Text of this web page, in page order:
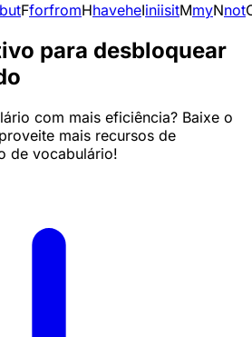
butFforfromHhaveheIiniisitMmyNnot
para desbloquear
com mais eficiência? Baixe o
mais recursos de
de vocabulário!